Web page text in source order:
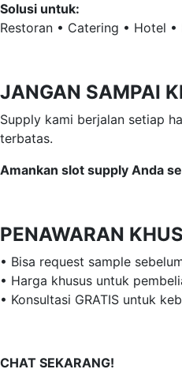
Solusi untuk:
Restoran • Catering • Hotel
JANGAN SAMPAI
Supply kami berjalan setiap
terbatas.
Amankan slot supply Anda
PENAWARAN
• Bisa request sample
• Harga khusus untuk
• Konsultasi GRATIS untuk
CHAT SEKARANG!